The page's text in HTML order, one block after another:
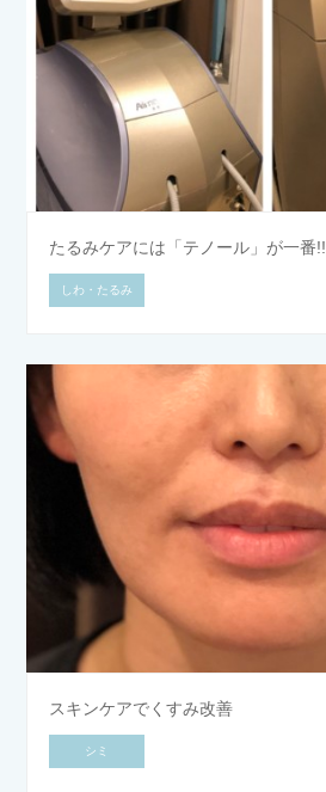
たるみケアには「テノール」が一番!!
しわ・たるみ
スキンケアでくすみ改善
シミ